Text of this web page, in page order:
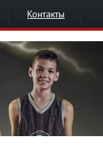
Контакты